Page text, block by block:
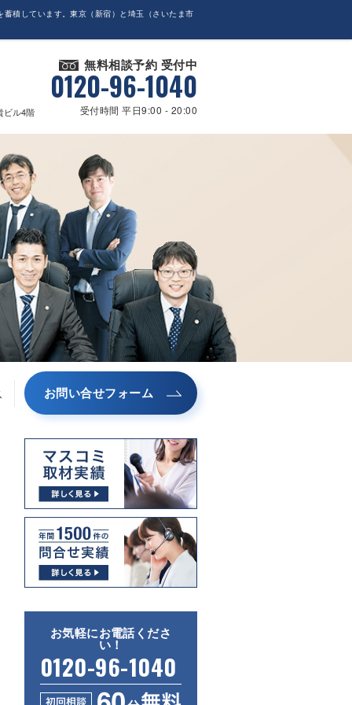
積しています。東京（新宿）と埼玉（さいたま市
ビル4階
無料相談予約 受付中
0120-96-1040
受付時間 平日9:00 - 20:00
お問い合せフォーム
お気軽にお電話くださ
い！
0120-96-1040